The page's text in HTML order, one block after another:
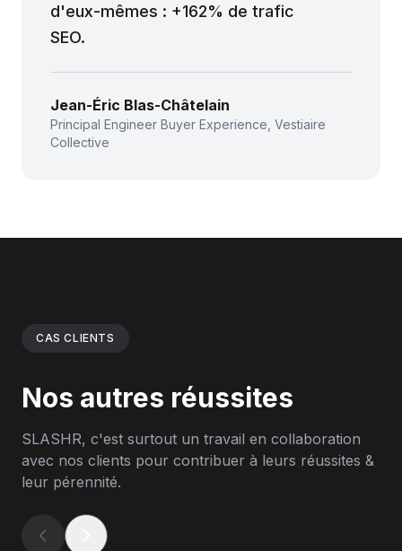
d'eux-mêmes : +162% de trafic
SEO.
Jean-Éric Blas-Châtelain
Principal Engineer Buyer Experience, Vestiaire
Collective
CAS CLIENTS
Nos autres réussites
SLASHR, c'est surtout un travail en collaboration
avec nos clients pour contribuer à leurs réussites &
leur pérennité.